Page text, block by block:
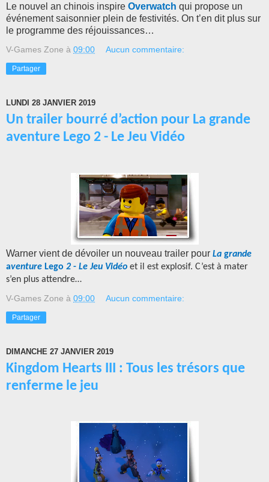
Le nouvel an chinois inspire Overwatch qui propose un
événement saisonnier plein de festivités. On t’en dit plus sur
le programme des réjouissances…
V-Games Zone à 09:00 Aucun commentaire:
Partager
LUNDI 28 JANVIER 2019
Un trailer bourré d’action pour La grande
aventure Lego 2 - Le Jeu Vidéo
Warner vient de dévoiler un nouveau trailer pour La grande
aventure Lego 2 - Le Jeu Vidéo et il est explosif. C’est à mater
s’en plus attendre…
V-Games Zone à 09:00 Aucun commentaire:
Partager
DIMANCHE 27 JANVIER 2019
Kingdom Hearts III : Tous les trésors que
renferme le jeu